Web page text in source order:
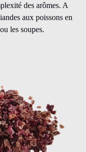
des arômes. A
aux poissons en
les soupes.